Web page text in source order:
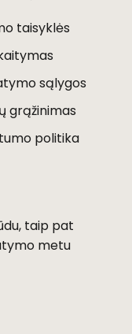
taisyklės
sąlygos
grąžinimas
politika
taip pat
metu